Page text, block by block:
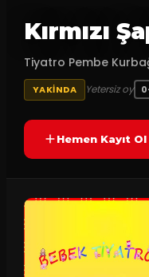
Kırmızı
Tiyatro Pembe
YAKINDA Yetersiz oy
Hemen Kayıt Ol